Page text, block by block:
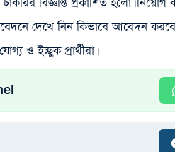
বিজ্ঞপ্তি প্রকাশিত হলো। নিয়োগ
দেখে নিন কিভাবে আবেদন
ও ইচ্ছুক প্রার্থীরা।